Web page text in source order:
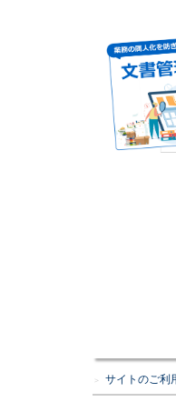
サイトのご利